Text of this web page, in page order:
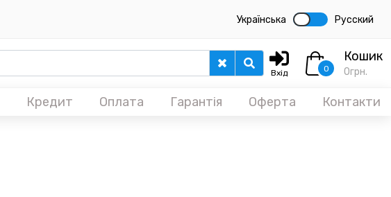
Українська Русский
Вхід 0
Кошик
0грн.
Кредит Оплата Гарантія Оферта Контакти